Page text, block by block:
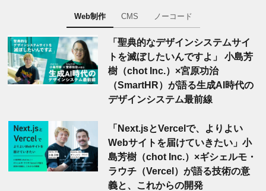
Web制作 CMS ノーコード
「聖典的なデザインシステムサイ
トを滅ぼしたいんですよ」 小島芳
樹（chot Inc.）×宮原功治
（SmartHR）が語る生成AI時代の
デザインシステム最前線
「Next.jsとVercelで、よりよい
Webサイトを届けていきたい」小
島芳樹（chot Inc.）×ギシェルモ・
ラウチ（Vercel）が語る技術の意
義と、これからの開発